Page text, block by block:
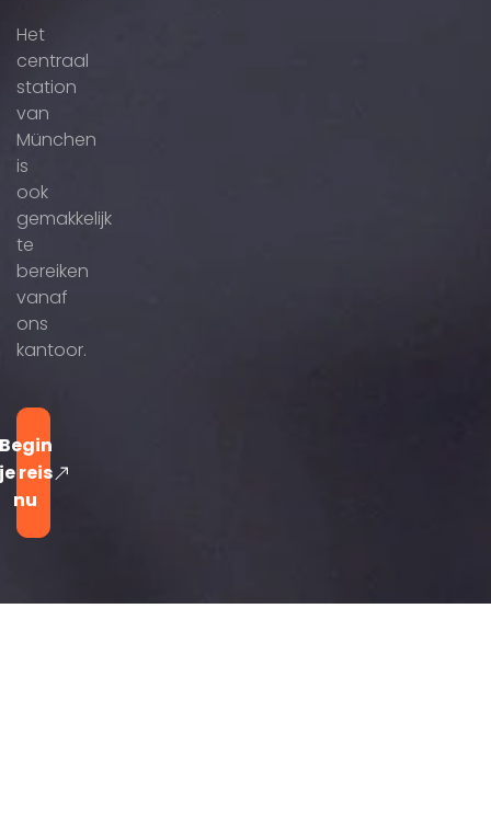
Het
centraal
station
van
München
is
ook
gemakkelijk
te
bereiken
vanaf
ons
kantoor.
reis
nu